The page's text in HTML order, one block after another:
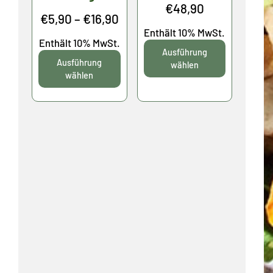
€5,90 – €16,90Preisspanne:
€5,90
bis
€16,90
Enthält 10% MwSt.
Ausführung
wählen
€48,90
€10,40
Enthält 10% MwSt.
Ausführung
wählen